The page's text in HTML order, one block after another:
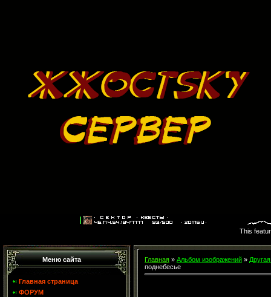
This
Меню сайта
Главная страница
ФОРУМ
Главная » Альбом изображений »
поднебесье